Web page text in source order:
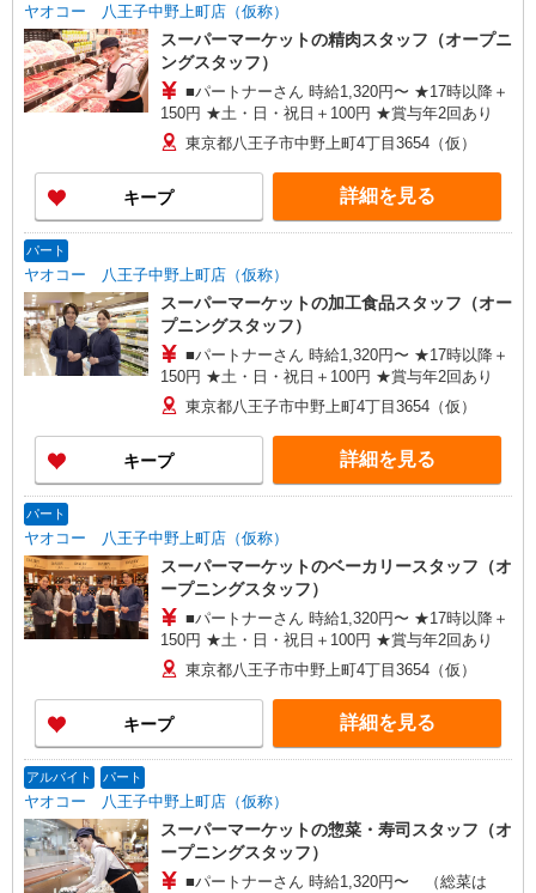
市、大泉町、館林市、渋川市、中之条町 ＜茨城県
＞古河市 ＜栃木県＞佐野市、小山市
ヤオコー 八王子中野上町店（仮称）
スーパーマーケットの精肉スタッフ（オープニ
ングスタッフ）
■パートナーさん 時給1,320円〜 ★17時以降＋
150円 ★土・日・祝日＋100円 ★賞与年2回あり
東京都八王子市中野上町4丁目3654（仮）
キープ 詳細を見る
パート
ヤオコー 八王子中野上町店（仮称）
スーパーマーケットの加工食品スタッフ（オー
プニングスタッフ）
■パートナーさん 時給1,320円〜 ★17時以降＋
150円 ★土・日・祝日＋100円 ★賞与年2回あり
東京都八王子市中野上町4丁目3654（仮）
キープ 詳細を見る
パート
ヤオコー 八王子中野上町店（仮称）
スーパーマーケットのベーカリースタッフ（オ
ープニングスタッフ）
■パートナーさん 時給1,320円〜 ★17時以降＋
150円 ★土・日・祝日＋100円 ★賞与年2回あり
東京都八王子市中野上町4丁目3654（仮）
キープ 詳細を見る
アルバイト パート
ヤオコー 八王子中野上町店（仮称）
スーパーマーケットの惣菜・寿司スタッフ（オ
ープニングスタッフ）
■パートナーさん 時給1,320円〜 （総菜は